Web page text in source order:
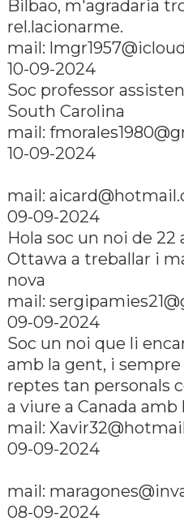
Bilbao, m'agradaria
rel.lacionarme.
mail:
10-09-2024
Soc professor
South Carolina
mail:
10-09-2024
mail:
09-09-2024
Hola soc un noi de
Ottawa a treballar i
nova
mail:
09-09-2024
Soc un noi que li
amb la gent, i
reptes tan personals
a viure a Canada
mail:
09-09-2024
mail:
08-09-2024